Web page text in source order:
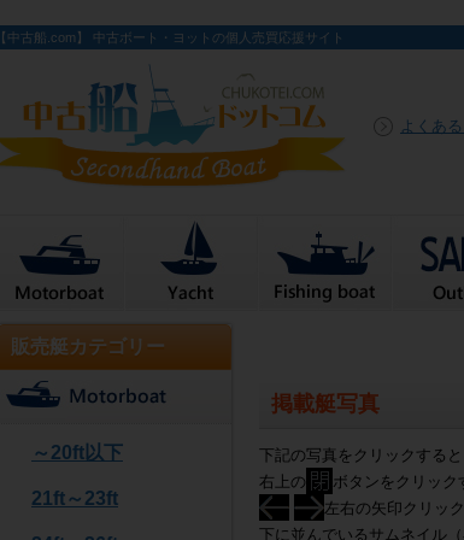
【中古船.com】 中古ボート・ヨットの個人売買応援サイト
よくあ
販売艇カテゴリー
～20ft以下
21ft～23ft
掲載艇写真
下記の写真をクリックする
右上の
ボタンをクリッ
左右の矢印クリッ
下に並んでいるサムネイル